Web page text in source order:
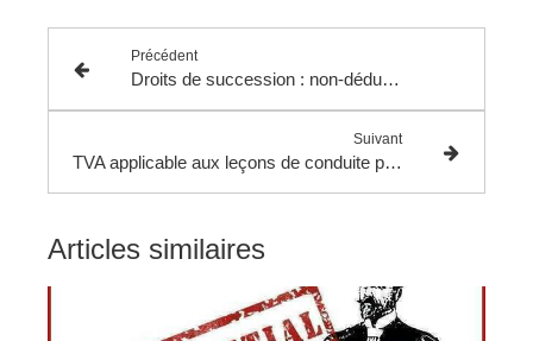
Précédent
Droits de succession : non-déductibilité des dettes de restitution portant sur une somme d'argent dont le défunt s'est réservé l'usufruit.
Suivant
TVA applicable aux leçons de conduite pour l'obtention du permis B.
Articles similaires